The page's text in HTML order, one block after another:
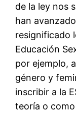
de la ley nos
han
resignificado
Educación
por ejemplo,
género y
inscribir a la
teoría o